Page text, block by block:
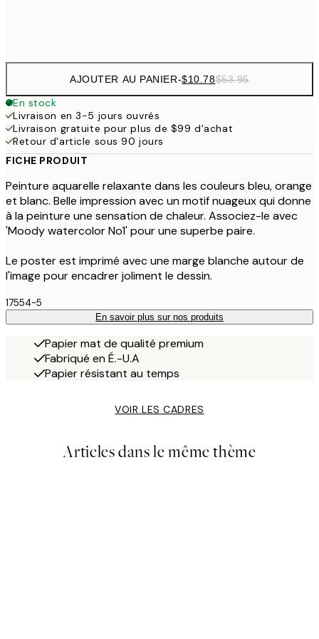
AJOUTER AU PANIER-$10.78$53.95
En stock
Livraison en 3-5 jours ouvrés
Livraison gratuite pour plus de $99 d'achat
Retour d'article sous 90 jours
FICHE PRODUIT
Peinture aquarelle relaxante dans les couleurs bleu, orange
et blanc. Belle impression avec un motif nuageux qui donne
à la peinture une sensation de chaleur. Associez-le avec
'Moody watercolor No1' pour une superbe paire.
Le poster est imprimé avec une marge blanche autour de
l'image pour encadrer joliment le dessin.
17554-5
En savoir plus sur nos produits
Papier mat de qualité premium
Fabriqué en É.-U.A
Papier résistant au temps
VOIR LES CADRES
Articles dans le même thème